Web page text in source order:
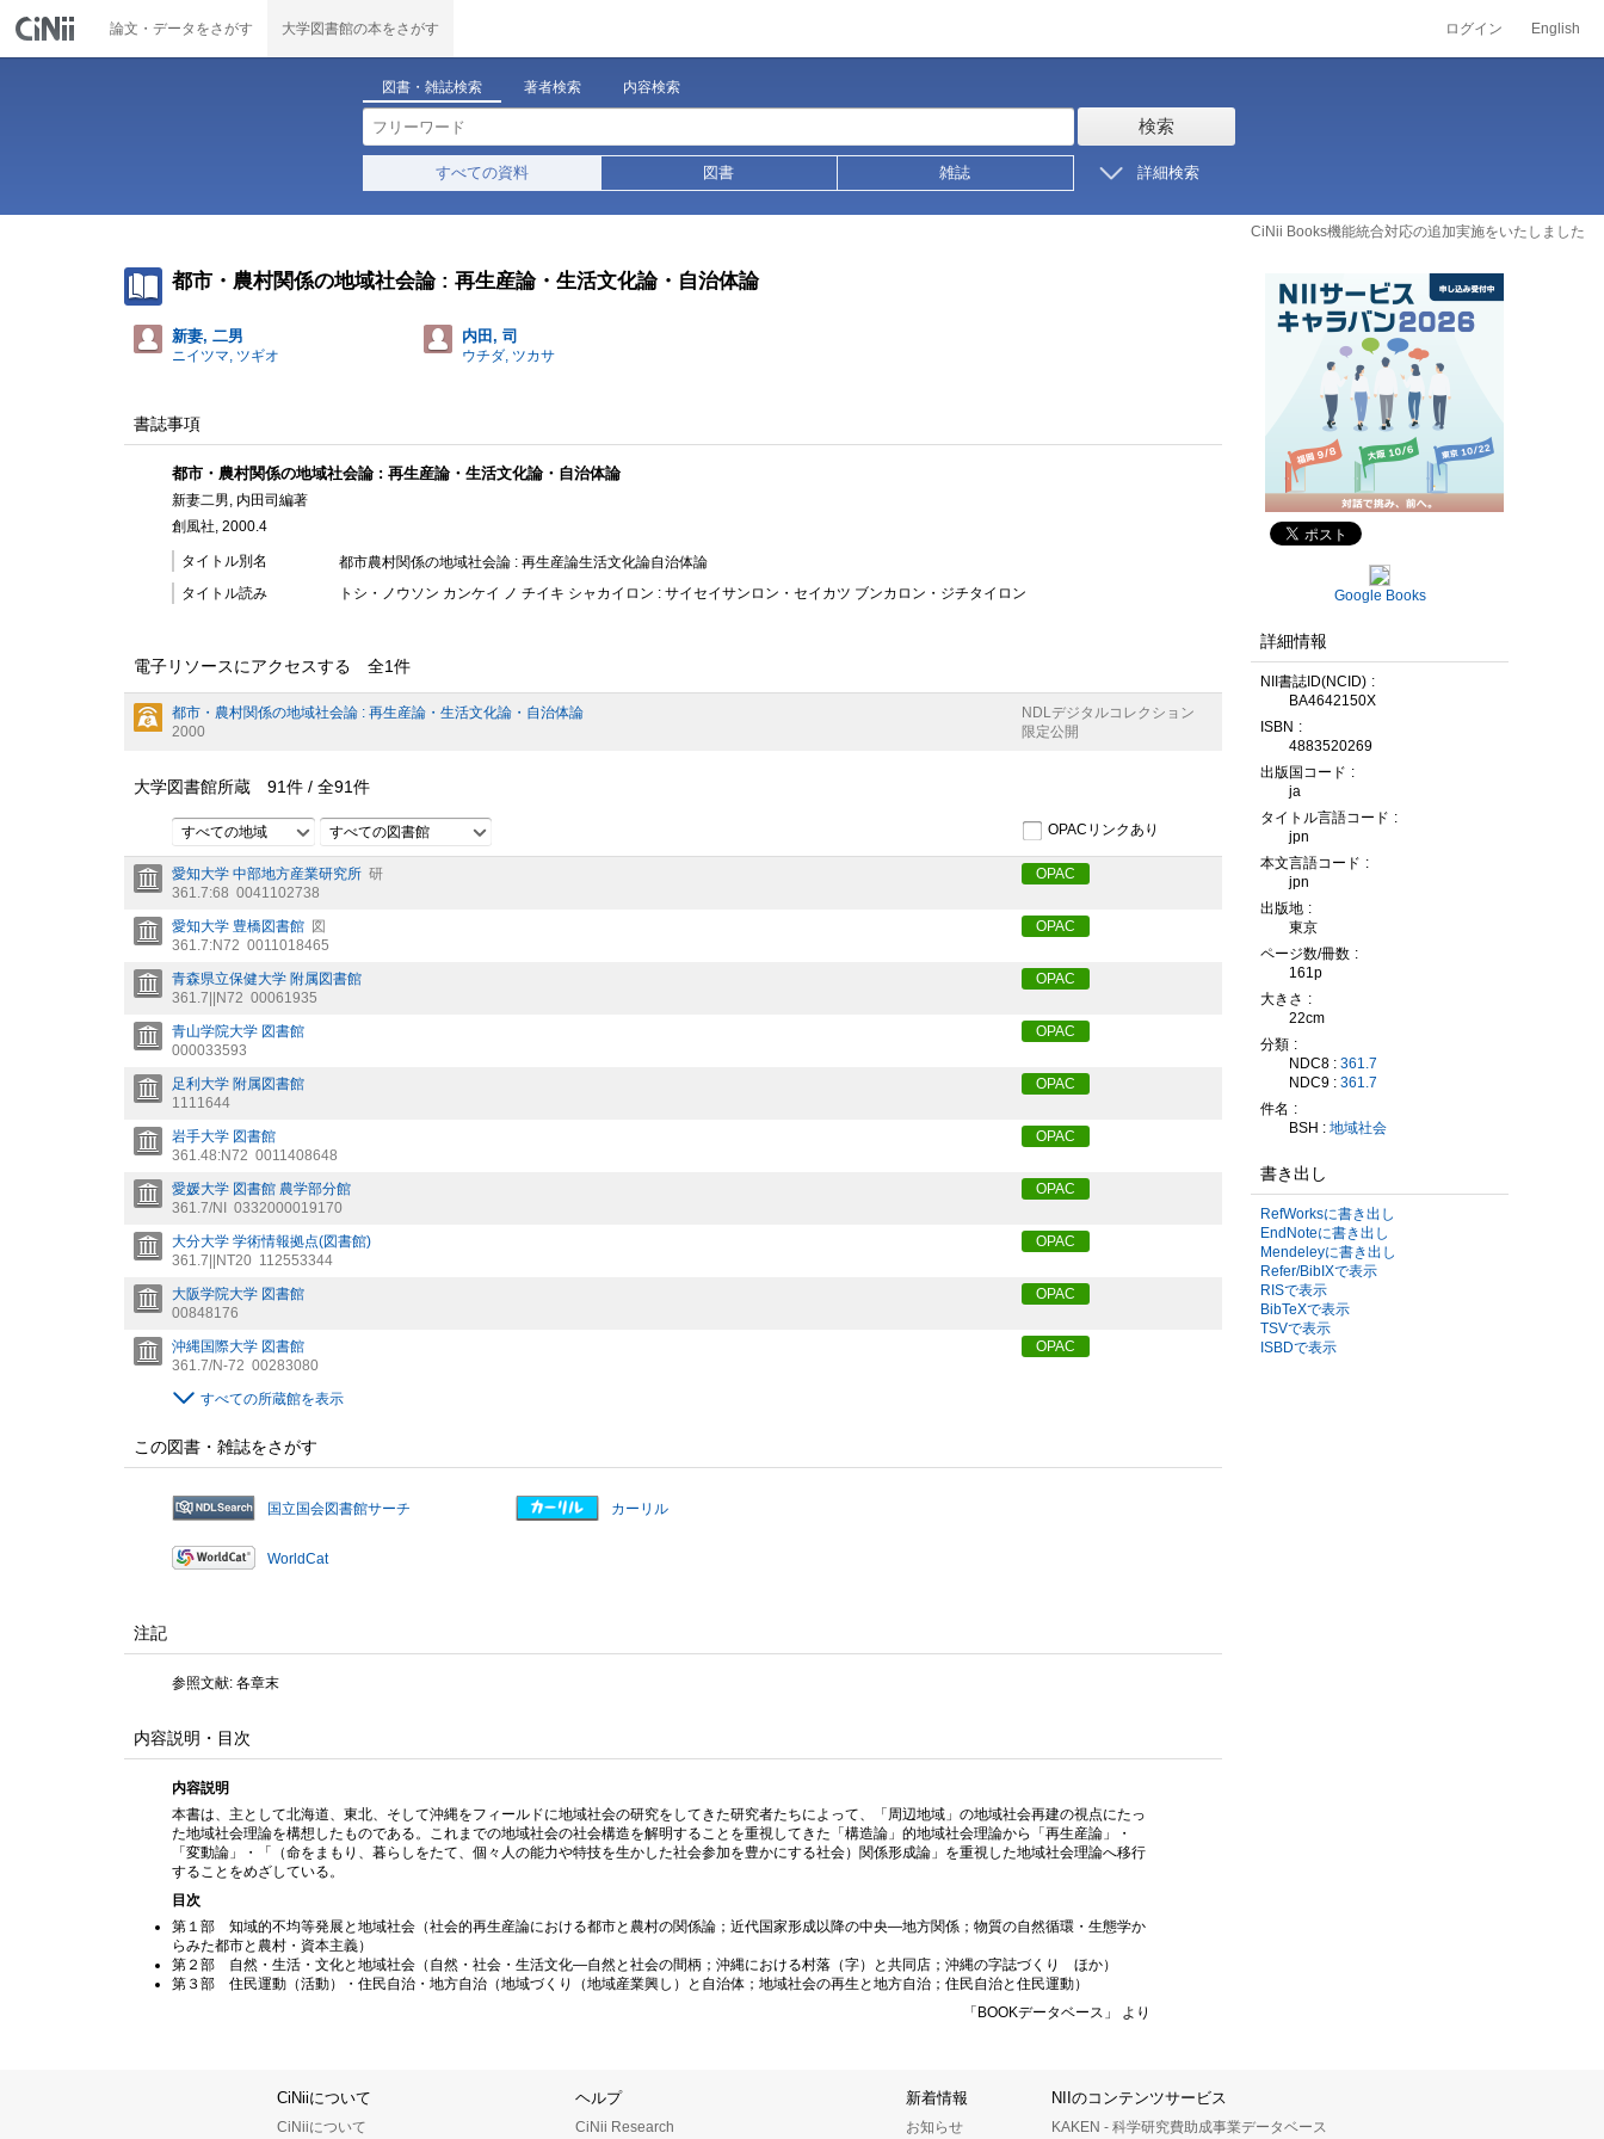
論文・データをさがす 大学図書館の本をさがす ログイン English
図書・雑誌検索 著者検索 内容検索
検索
すべての資料 図書 雑誌 詳細検索
CiNii Books機能統合対応の追加実施をいたしました
都市・農村関係の地域社会論 : 再生産論・生活文化論・自治体論
新妻, 二男
ニイツマ, ツギオ
内田, 司
ウチダ, ツカサ
書誌事項
都市・農村関係の地域社会論 : 再生産論・生活文化論・自治体論
新妻二男, 内田司編著
創風社, 2000.4
タイトル別名
都市農村関係の地域社会論 : 再生産論生活文化論自治体論
タイトル読み
トシ・ノウソン カンケイ ノ チイキ シャカイロン : サイセイサンロン・セイカツ ブンカロン・ジチタイロン
電子リソースにアクセスする 全1件
都市・農村関係の地域社会論 : 再生産論・生活文化論・自治体論
2000
NDLデジタルコレクション
限定公開
大学図書館所蔵 91件 / 全91件
すべての地域 すべての図書館 OPACリンクあり
愛知大学 中部地方産業研究所 研
361.7:68 0041102738
OPAC
愛知大学 豊橋図書館 図
361.7:N72 0011018465
OPAC
青森県立保健大学 附属図書館
361.7||N72 00061935
OPAC
青山学院大学 図書館
000033593
OPAC
足利大学 附属図書館
1111644
OPAC
岩手大学 図書館
361.48:N72 0011408648
OPAC
愛媛大学 図書館 農学部分館
361.7/NI
0332000019170
OPAC
大分大学 学術情報拠点(図書館)
361.7||NT20 112553344
OPAC
大阪学院大学 図書館
00848176
OPAC
沖縄国際大学 図書館
361.7/N-72 00283080
OPAC
すべての所蔵館を表示
この図書・雑誌をさがす
国立国会図書館サーチ カーリル
WorldCat
注記
参照文献: 各章末
内容説明・目次
内容説明
本書は、主として北海道、東北、そして沖縄をフィールドに地域社会の研究をしてきた研究者たちによって、「周辺地域」の地域社会再建の視点にたっ
た地域社会理論を構想したものである。これまでの地域社会の社会構造を解明することを重視してきた「構造論」的地域社会理論から「再生産論」・
「変動論」・「（命をまもり、暮らしをたて、個々人の能力や特技を生かした社会参加を豊かにする社会）関係形成論」を重視した地域社会理論へ移行
することをめざしている。
目次
第１部 知域的不均等発展と地域社会（社会的再生産論における都市と農村の関係論；近代国家形成以降の中央—地方関係；物質の自然循環・生態学か
らみた都市と農村・資本主義）
第２部 自然・生活・文化と地域社会（自然・社会・生活文化—自然と社会の間柄；沖縄における村落（字）と共同店；沖縄の字誌づくり ほか）
第３部 住民運動（活動）・住民自治・地方自治（地域づくり（地域産業興し）と自治体；地域社会の再生と地方自治；住民自治と住民運動）
「BOOKデータベース」 より
Google Books
詳細情報
NII書誌ID(NCID)
BA4642150X
ISBN
4883520269
出版国コード
ja
タイトル言語コード
jpn
本文言語コード
jpn
出版地
東京
ページ数/冊数
161p
大きさ
22cm
分類
NDC8 : 361.7
NDC9 : 361.7
件名
BSH : 地域社会
書き出し
RefWorksに書き出し
EndNoteに書き出し
Mendeleyに書き出し
Refer/BibIXで表示
RISで表示
BibTeXで表示
TSVで表示
ISBDで表示
CiNiiについて
CiNiiについて
ヘルプ
CiNii Research
新着情報
お知らせ
NIIのコンテンツサービス
KAKEN - 科学研究費助成事業データベース